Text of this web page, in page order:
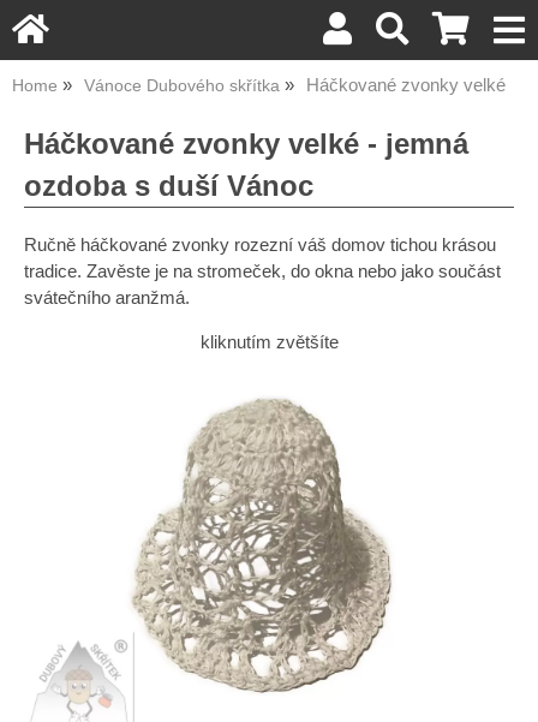
Home Vánoce Dubového skřítka Háčkované zvonky velké
Háčkované zvonky velké - jemná
ozdoba s duší Vánoc
Ručně háčkované zvonky rozezní váš domov tichou krásou
tradice. Zavěste je na stromeček, do okna nebo jako součást
svátečního aranžmá.
kliknutím zvětšíte